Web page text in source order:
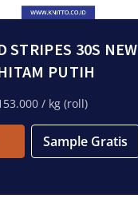
STRIPES 30S NEW
PUTIH
/ kg (roll)
Sample Gratis